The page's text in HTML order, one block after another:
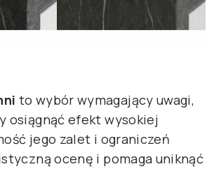
to wybór wymagający uwagi,
osiągnąć efekt wysokiej
jego zalet i ograniczeń
ocenę i pomaga uniknąć